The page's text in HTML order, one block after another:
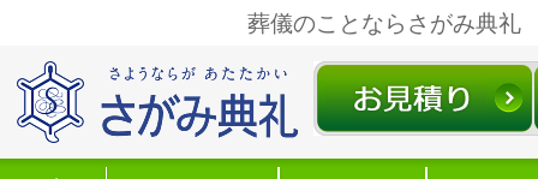
葬儀のことならさがみ典礼